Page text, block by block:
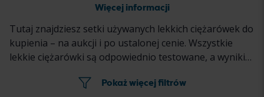
Więcej informacji
Tutaj znajdziesz setki używanych lekkich ciężarówek do
kupienia – na aukcji i po ustalonej cenie. Wszystkie
lekkie ciężarówki są odpowiednio testowane, a wyniki
Przeczytaj więcej o tym, jak kupić używany samochód w
Pokaż więcej filtrów